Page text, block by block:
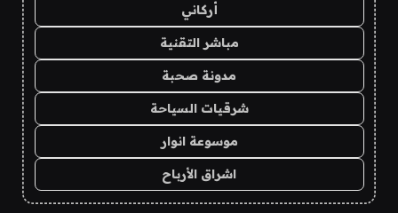
أركاني
مباشر التقنية
مدونة صحبة
شرقيات السياحة
موسوعة انوار
اشراق الأرباح